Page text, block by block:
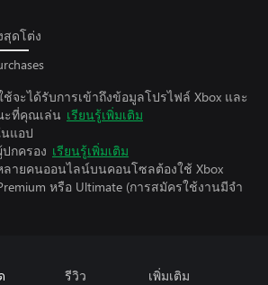
สุดโต่ง
จะได้รับการเข้าถึงข้อมูลโปรไฟล์ Xbox และ
ะที่คุณเล่น เรียนรู้เพิ่มเติม
แอป
กครอง เรียนรู้เพิ่มเติม
ลายคนออนไลน์บนคอนโซลต้องใช้ Xbox
Premium หรือ Ultimate (การสมัครใช้งานมีจํา
รีวิว เพิ่มเติม